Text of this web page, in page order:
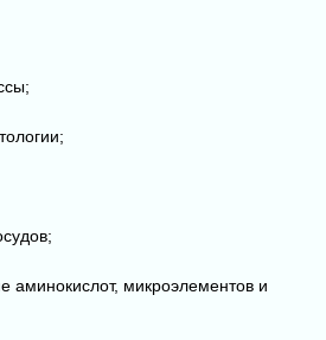
аминокислот, микроэлементов и